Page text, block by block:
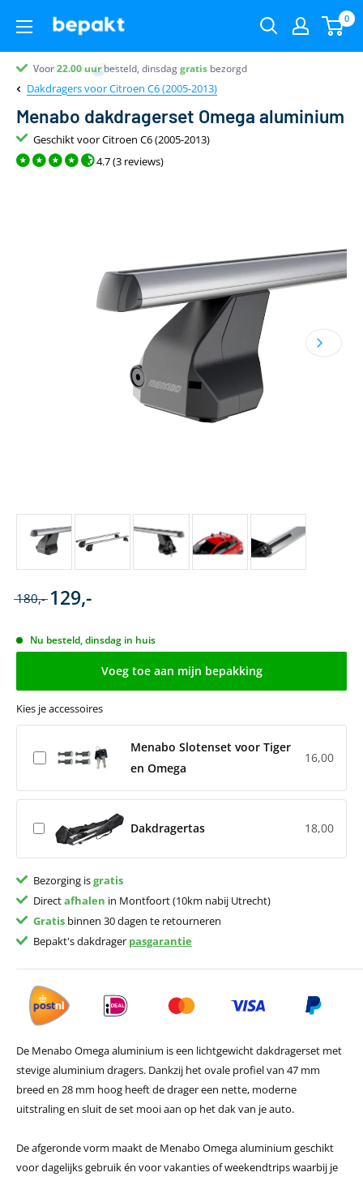
0
Voor22.00uurbesteld, dinsdaggratisbezorgd
Partner van
Partner van
Klantenbeoordeling 9.4
Dakdragers voor Citroen C6 (2005-2013)
Menabo dakdragerset Omega aluminium
Geschikt voor Citroen C6 (2005-2013)
4.7 (3 reviews)
180,- 129,-
Nu besteld, dinsdag in huis
Voeg toe aan mijn bepakking
Kies je accessoires
Menabo Slotenset voor Tiger
en Omega
16,00
Dakdragertas 18,00
Bezorging isgratis
Directafhalen in Montfoort (10km nabij Utrecht)
Gratisbinnen 30 dagen te retourneren
Bepakt's dakdrager pasgarantie
De Menabo Omega aluminium is een lichtgewicht dakdragerset met
stevige aluminium dragers. Dankzij het ovale profiel van 47 mm
breed en 28 mm hoog heeft de drager een nette, moderne
uitstraling en sluit de set mooi aan op het dak van je auto.
De afgeronde vorm maakt de Menabo Omega aluminium geschikt
voor dagelijks gebruik én voor vakanties of weekendtrips waarbij je